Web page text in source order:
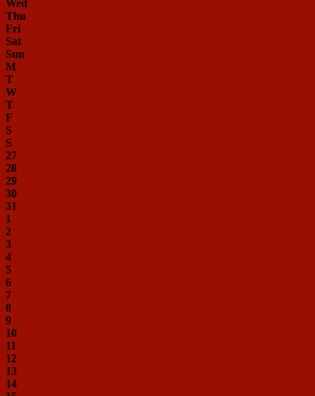
Wed
Thu
Fri
Sat
Sun
M
T
W
T
F
S
S
27
28
29
30
31
1
2
3
4
5
6
7
8
9
10
11
12
13
14